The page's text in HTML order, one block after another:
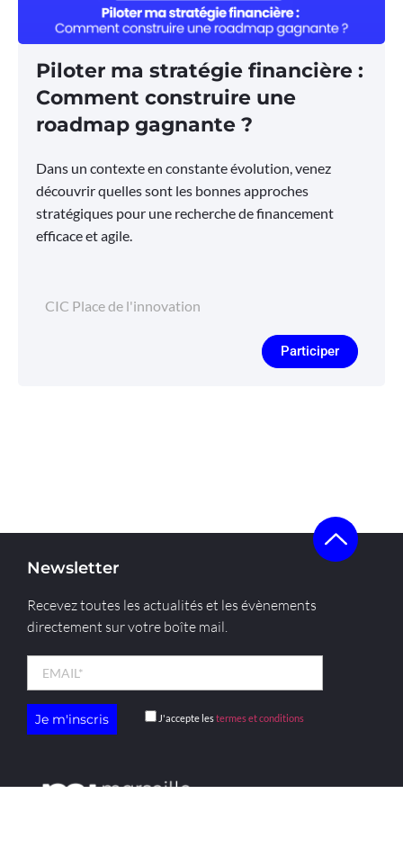
Piloter ma stratégie financière :
Comment construire une
roadmap gagnante ?
Dans un contexte en constante évolution, venez
découvrir quelles sont les bonnes approches
stratégiques pour une recherche de financement
efficace et agile.
CIC Place de l'innovation
Participer
Newsletter
Recevez toutes les actualités et les évènements
directement sur votre boîte mail.
J'accepte lestermes et conditions